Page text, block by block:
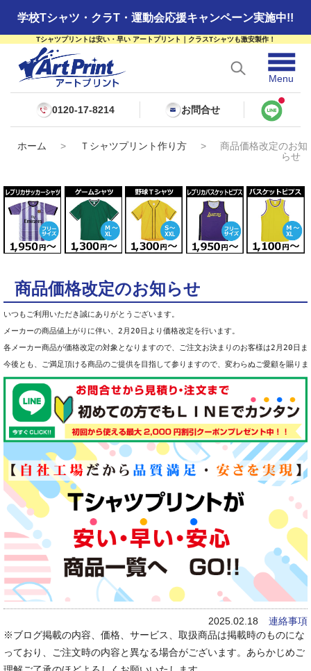
学校Tシャツ・クラT・運動会応援キャンペーン実施中!!
Tシャツプリントは安い・早い アートプリント｜クラスTシャツも激安製作！
☰
Menu
0120-17-8214 お問合せ
ホーム > Ｔシャツプリント作り方 >
商品価格改定のお知
らせ
商品価格改定のお知らせ
いつもご利用いただき誠にありがとうございます。
メーカーの商品値上がりに伴い、2月20日より価格改定を行います。
各メーカー商品が価格改定の対象となりますので、ご注文お決まりのお客様は2月20日
今後とも、ご満足頂ける商品のご提供を目指して参りますので、変わらぬご愛顧を賜り
連絡事項
2025.02.18
※ブログ掲載の内容、価格、サービス、取扱商品は掲載時のものにな
っており、ご注文時の内容と異なる場合がございます。あらかじめご